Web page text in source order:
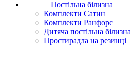
Постільна білизна
Комплекти Сатин
Комплекти Ранфорс
Дитяча постільна білизна
Простирадла на резинці